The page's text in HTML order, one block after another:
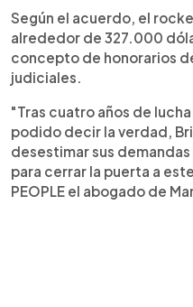
Según el acuerdo, el
alrededor de 327.000
concepto de honorarios
judiciales.
"Tras cuatro años de
podido decir la verdad,
desestimar sus
para cerrar la puerta a
PEOPLE el abogado de